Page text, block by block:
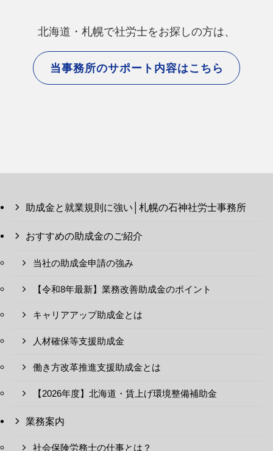
北海道・札幌で社労士をお探しの方は、
当事務所のサポート内容はこちら
助成金と就業規則に強い│札幌の石神社労士事務所
おすすめの助成金のご紹介
当社の助成金申請の強み
【令和8年最新】業務改善助成金のポイント
キャリアアップ助成金とは
人材確保等支援助成金
働き方改革推進支援助成金とは
【2026年度】北海道・賃上げ環境整備補助金
業務案内
社会保険労務士の仕事とは？